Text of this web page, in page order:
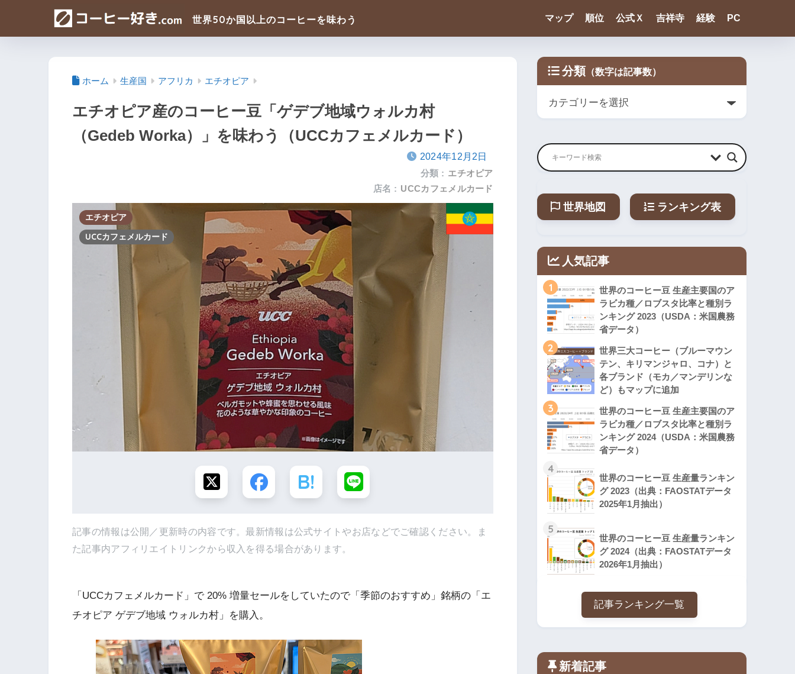
マップ 順位 公式Ｘ 吉祥寺 経験 PC
ホーム 生産国 アフリカ エチオピア
エチオピア産のコーヒー豆「ゲデブ地域ウォルカ村
（Gedeb Worka）」を味わう（UCCカフェメルカード）
2024年12月2日
分類 : エチオピア
店名 : UCCカフェメルカード
エチオピア
UCCカフェメルカード
記事の情報は公開／更新時の内容です。最新情報は公式サイトやお店などでご確認ください。ま
た記事内アフィリエイトリンクから収入を得る場合があります。
「UCCカフェメルカード」で 20% 増量セールをしていたので「季節のおすすめ」銘柄の「エ
チオピア ゲデブ地域 ウォルカ村」を購入。
分類
世界地図 ランキング表
人気記事
1
世界のコーヒー豆 生産主要国のア
ラビカ種／ロブスタ比率と種別ラ
ンキング 2023（USDA：米国農務
省データ）
2
世界三大コーヒー（ブルーマウン
テン、キリマンジャロ、コナ）と
各ブランド（モカ／マンデリンな
ど）もマップに追加
3
世界のコーヒー豆 生産主要国のア
ラビカ種／ロブスタ比率と種別ラ
ンキング 2024（USDA：米国農務
省データ）
4
世界のコーヒー豆 生産量ランキン
グ 2023（出典：FAOSTATデータ
2025年1月抽出）
5
世界のコーヒー豆 生産量ランキン
グ 2024（出典：FAOSTATデータ
2026年1月抽出）
記事ランキング一覧
新着記事